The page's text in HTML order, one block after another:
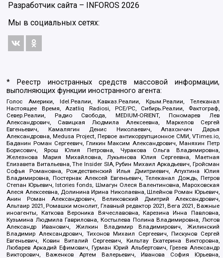
Разработчик сайта –
INFOROS 2026
Мы в социальных сетях:
* Реестр иностранных средств массовой информации,
выполняющих функции иностранного агента:
Голос Америки, Idel.Реалии, Кавказ.Реалии, Крым.Реалии, Телеканал
Настоящее Время, Azatliq Radiosi, PCE/PC, Сибирь.Реалии, Фактограф,
Север.Реалии, Радио Свобода, MEDIUM-ORIENT, Пономарев Лев
Александрович, Савицкая Людмила Алексеевна, Маркелов Сергей
Евгеньевич, Камалягин Денис Николаевич, Апахончич Дарья
Александровна, Medusa Project, Первое антикоррупционное СМИ, VTimes.io,
Баданин Роман Сергеевич, Гликин Максим Александрович, Маняхин Петр
Борисович, Ярош Юлия Петровна, Чуракова Ольга Владимировна,
Железнова Мария Михайловна, Лукьянова Юлия Сергеевна, Маетная
Елизавета Витальевна, The Insider SIA, Рубин Михаил Аркадьевич, Гройсман
Софья Романовна, Рождественский Илья Дмитриевич, Апухтина Юлия
Владимировна, Постернак Алексей Евгеньевич, Телеканал Дождь, Петров
Степан Юрьевич, Istories fonds, Шмагун Олеся Валентиновна, Мароховская
Алеся Алексеевна, Долинина Ирина Николаевна, Шлейнов Роман Юрьевич,
Анин Роман Александрович, Великовский Дмитрий Александрович,
Альтаир 2021, Ромашки монолит, Главный редактор 2021, Вега 2021, Важные
иноагенты, Каткова Вероника Вячеславовна, Карезина Инна Павловна,
Кузьмина Людмила Гавриловна, Костылева Полина Владимировна, Лютов
Александр Иванович, Жилкин Владимир Владимирович, Жилинский
Владимир Александрович, Тихонов Михаил Сергеевич, Пискунов Сергей
Евгеньевич, Ковин Виталий Сергеевич, Кильтау Екатерина Викторовна,
Любарев Аркадий Ефимович, Гурман Юрий Альбертович, Грезев Александр
Викторович, Важенков Артем Валерьевич, Иванова София Юрьевна,